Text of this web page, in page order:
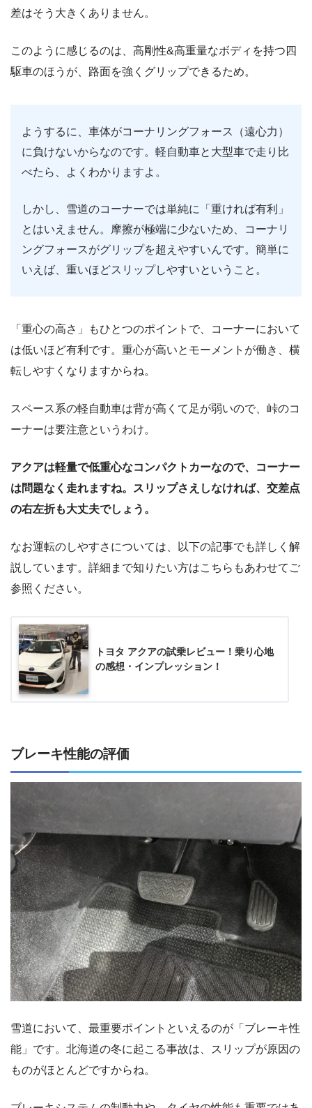
差はそう大きくありません。
このように感じるのは、高剛性&高重量なボディを持つ四
駆車のほうが、路面を強くグリップできるため。
ようするに、車体がコーナリングフォース（遠心力）
に負けないからなのです。軽自動車と大型車で走り比
べたら、よくわかりますよ。
しかし、雪道のコーナーでは単純に「重ければ有利」
とはいえません。摩擦が極端に少ないため、コーナリ
ングフォースがグリップを超えやすいんです。簡単に
いえば、重いほどスリップしやすいということ。
「重心の高さ」もひとつのポイントで、コーナーにおいて
は低いほど有利です。重心が高いとモーメントが働き、横
転しやすくなりますからね。
スペース系の軽自動車は背が高くて足が弱いので、峠のコ
ーナーは要注意というわけ。
アクアは軽量で低重心なコンパクトカーなので、コーナー
は問題なく走れますね。スリップさえしなければ、交差点
の右左折も大丈夫でしょう。
なお運転のしやすさについては、以下の記事でも詳しく解
説しています。詳細まで知りたい方はこちらもあわせてご
参照ください。
トヨタ アクアの試乗レビュー！乗り心地
の感想・インプレッション！
ブレーキ性能の評価
雪道において、最重要ポイントといえるのが「ブレーキ性
能」です。北海道の冬に起こる事故は、スリップが原因の
ものがほとんどですからね。